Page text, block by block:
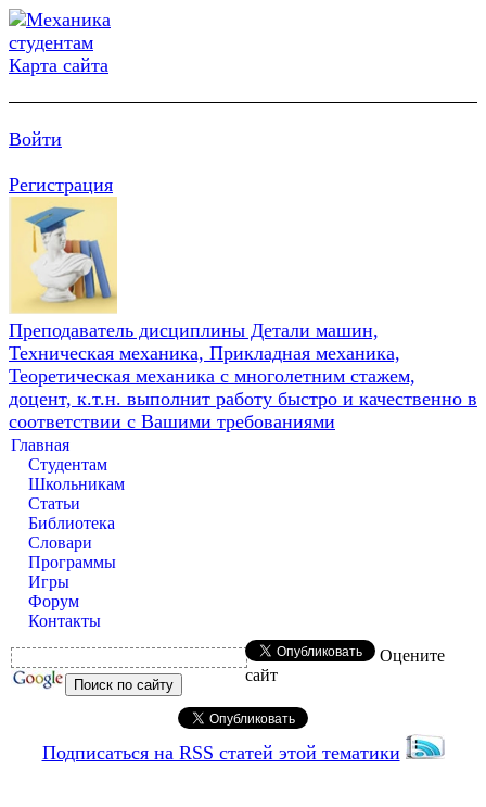
Карта сайта
Войти
Регистрация
Преподаватель дисциплины Детали машин,
Техническая механика, Прикладная механика,
Теоретическая механика с многолетним стажем,
доцент, к.т.н. выполнит работу быстро и качественно в
соответствии с Вашими требованиями
Главная
Студентам
Школьникам
Статьи
Библиотека
Словари
Программы
Игры
Форум
Контакты
Оцените
сайт
Подписаться на RSS статей этой тематики